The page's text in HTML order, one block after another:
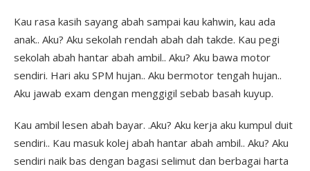
Kau rasa kasih sayang abah sampai kau kahwin, kau ada
anak.. Aku? Aku sekolah rendah abah dah takde. Kau pegi
sekolah abah hantar abah ambil.. Aku? Aku bawa motor
sendiri. Hari aku SPM hujan.. Aku bermotor tengah hujan..
Aku jawab exam dengan menggigil sebab basah kuyup.
Kau ambil lesen abah bayar. .Aku? Aku kerja aku kumpul duit
sendiri.. Kau masuk kolej abah hantar abah ambil.. Aku? Aku
sendiri naik bas dengan bagasi selimut dan berbagai harta